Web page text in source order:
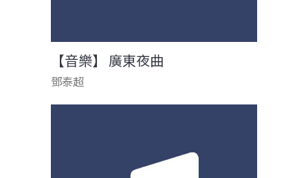
【音樂】 廣東夜曲
鄧泰超